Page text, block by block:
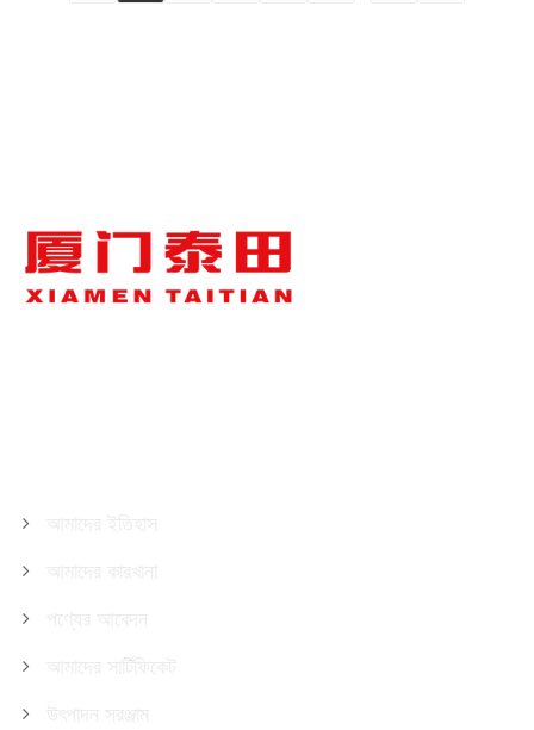
আমাদের ইতিহাস
আমাদের কারখানা
পণ্যের আবেদন
আমাদের সার্টিফিকেট
উৎপাদন সরঞ্জাম